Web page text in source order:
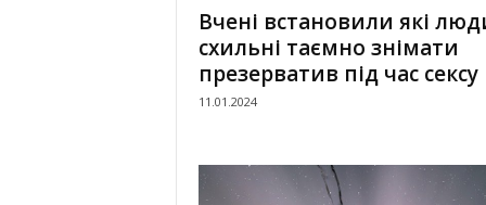
Вчені встановили які
схильні таємно знімати
презерватив під час сексу
11.01.2024